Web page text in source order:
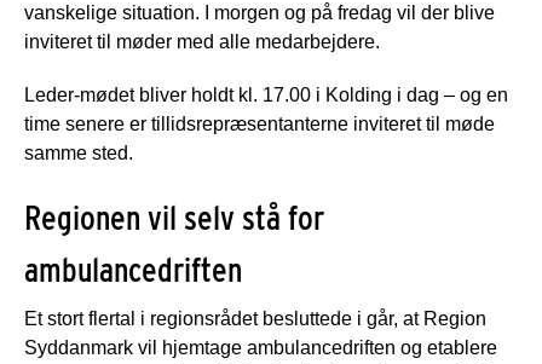
vanskelige situation. I morgen og på fredag vil der blive
inviteret til møder med alle medarbejdere.
Leder-mødet bliver holdt kl. 17.00 i Kolding i dag – og en
time senere er tillidsrepræsentanterne inviteret til møde
samme sted.
Regionen vil selv stå for
ambulancedriften
Et stort flertal i regionsrådet besluttede i går, at Region
Syddanmark vil hjemtage ambulancedriften og etablere